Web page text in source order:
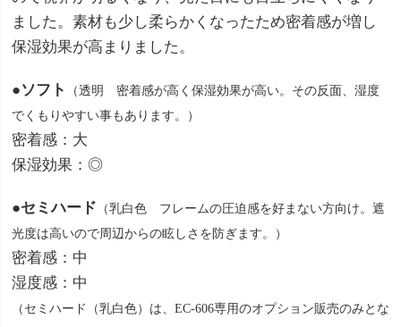
ました。素材も少し柔らかくなったため密着感が増し
保湿効果が高まりました。
●ソフト
（透明 密着感が高く保湿効果が高い。その反面、湿度
でくもりやすい事もあります。）
密着感：大
保湿効果：◎
●セミハード （乳白色 フレームの圧迫感を好まない方向け。遮
光度は高いので周辺からの眩しさを防ぎます。）
密着感：中
湿度感：中
（セミハード（乳白色）は、EC-606専用のオプション販売のみとな